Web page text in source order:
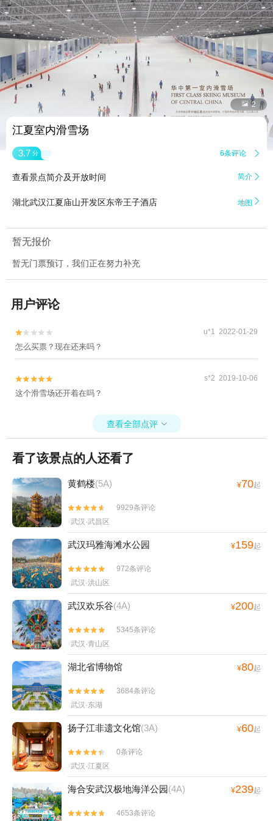
 2
江夏室内滑雪场
3.7 分 6条评论 
查看景点简介及开放时间 简介 
湖北武汉江夏庙山开发区东帝王子酒店 地图 
暂无报价
暂无门票预订，我们正在努力补充
用户评论

 u*1 2022-01-29
怎么买票？现在还来吗？

 s*2 2019-10-06
这个滑雪场还开着在吗？
查看全部点评 
看了该景点的人还看了
黄鹤楼(5A) ¥70起


9929条评论
武汉·武昌区
武汉玛雅海滩水公园 ¥159起


972条评论
武汉·洪山区
武汉欢乐谷(4A) ¥200起


5345条评论
武汉·青山区
湖北省博物馆 ¥80起


3684条评论
武汉·东湖
扬子江非遗文化馆(3A) ¥60起


0条评论
武汉·江夏区
海合安武汉极地海洋公园(4A) ¥239起

 4653条评论
